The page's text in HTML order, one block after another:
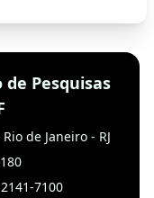
de Pesquisas
de Janeiro - RJ
7100